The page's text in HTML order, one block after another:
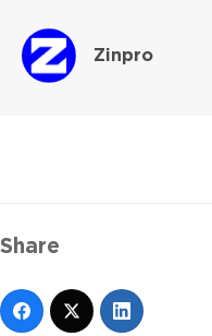
Zinpro
Share